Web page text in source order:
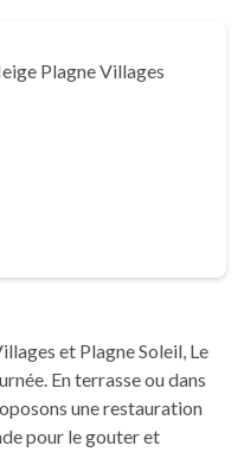
Plagne Villages
et Plagne Soleil, Le
En terrasse ou dans
une restauration
pour le gouter et